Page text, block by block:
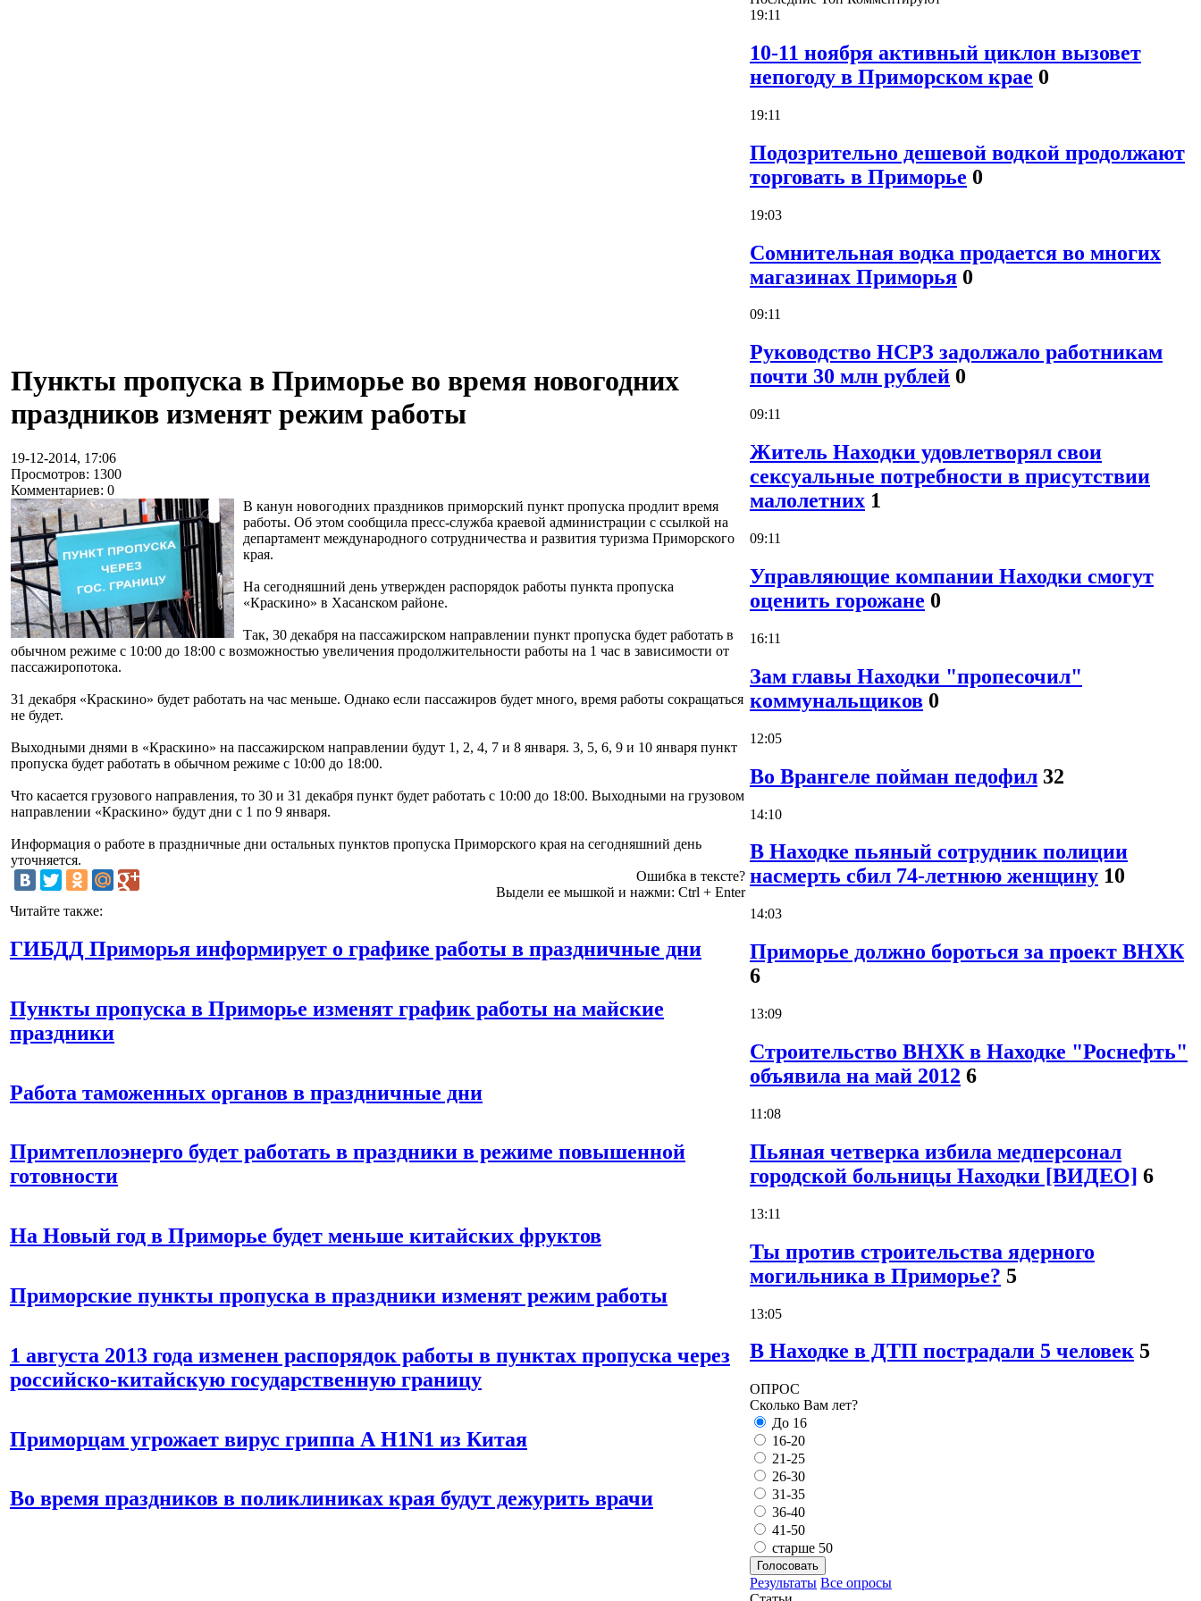
Пункты пропуска в Приморье во время новогодних
праздников изменят режим работы
19-12-2014, 17:06
Просмотров: 1300
Комментариев: 0
В канун новогодних праздников приморский пункт пропуска продлит время
работы. Об этом сообщила пресс-служба краевой администрации с ссылкой на
департамент международного сотрудничества и развития туризма Приморского
края.
На сегодняшний день утвержден распорядок работы пункта пропуска
«Краскино» в Хасанском районе.
Так, 30 декабря на пассажирском направлении пункт пропуска будет работать в
обычном режиме с 10:00 до 18:00 с возможностью увеличения продолжительности работы на 1 час в зависимости от
пассажиропотока.
31 декабря «Краскино» будет работать на час меньше. Однако если пассажиров будет много, время работы сокращаться
не будет.
Выходными днями в «Краскино» на пассажирском направлении будут 1, 2, 4, 7 и 8 января. 3, 5, 6, 9 и 10 января пункт
пропуска будет работать в обычном режиме с 10:00 до 18:00.
Что касается грузового направления, то 30 и 31 декабря пункт будет работать с 10:00 до 18:00. Выходными на грузовом
направлении «Краскино» будут дни с 1 по 9 января.
Информация о работе в праздничные дни остальных пунктов пропуска Приморского края на сегодняшний день
уточняется.
Ошибка в тексте?
Выдели ее мышкой и нажми: Ctrl + Enter
Читайте также:
ГИБДД Приморья информирует о графике работы в праздничные дни
Пункты пропуска в Приморье изменят график работы на майские
праздники
Работа таможенных органов в праздничные дни
Примтеплоэнерго будет работать в праздники в режиме повышенной
готовности
На Новый год в Приморье будет меньше китайских фруктов
Приморские пункты пропуска в праздники изменят режим работы
1 августа 2013 года изменен распорядок работы в пунктах пропуска через
российско-китайскую государственную границу
Приморцам угрожает вирус гриппа А H1N1 из Китая
Во время праздников в поликлиниках края будут дежурить врачи
19:11
10-11 ноября активный циклон вызовет
непогоду в Приморском крае 0
19:11
Подозрительно дешевой водкой продолжают
торговать в Приморье 0
19:03
Сомнительная водка продается во многих
магазинах Приморья 0
09:11
Руководство НСРЗ задолжало работникам
почти 30 млн рублей 0
09:11
Житель Находки удовлетворял свои
сексуальные потребности в присутствии
малолетних 1
09:11
Управляющие компании Находки смогут
оценить горожане 0
16:11
Зам главы Находки "пропесочил"
коммунальщиков 0
12:05
Во Врангеле пойман педофил 32
14:10
В Находке пьяный сотрудник полиции
насмерть сбил 74-летнюю женщину 10
14:03
Приморье должно бороться за проект ВНХК
6
13:09
Строительство ВНХК в Находке "Роснефть"
объявила на май 2012 6
11:08
Пьяная четверка избила медперсонал
городской больницы Находки [ВИДЕО] 6
13:11
Ты против строительства ядерного
могильника в Приморье? 5
13:05
В Находке в ДТП пострадали 5 человек 5
ОПРОС
Сколько Вам лет?
До 16
16-20
21-25
26-30
31-35
36-40
41-50
старше 50
Голосовать
Результаты Все опросы